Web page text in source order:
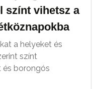
színt vihetsz a
a helyeket és
színt
borongós